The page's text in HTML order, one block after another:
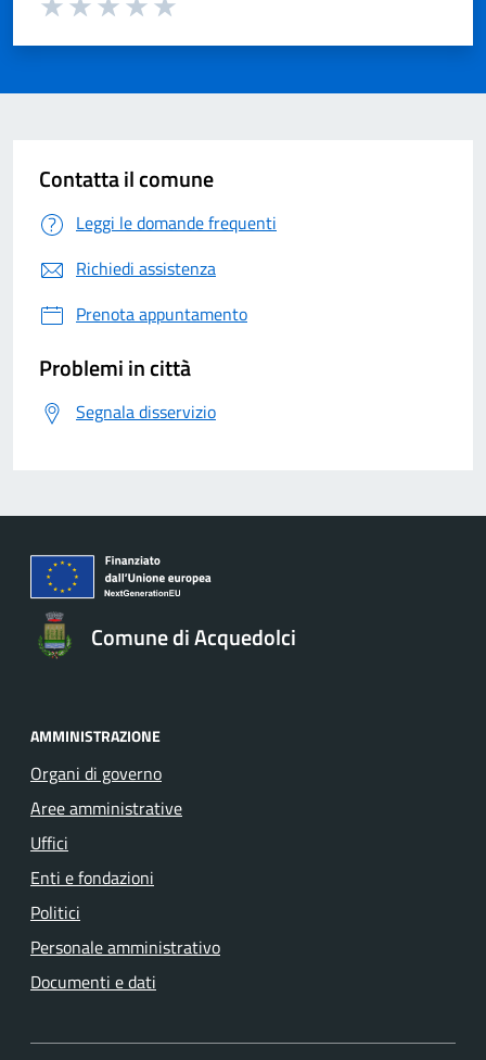
Contatta il comune
Leggi le domande frequenti
Richiedi assistenza
Prenota appuntamento
Problemi in città
Segnala disservizio
Comune di Acquedolci
AMMINISTRAZIONE
Organi di governo
Aree amministrative
Uffici
Enti e fondazioni
Politici
Personale amministrativo
Documenti e dati